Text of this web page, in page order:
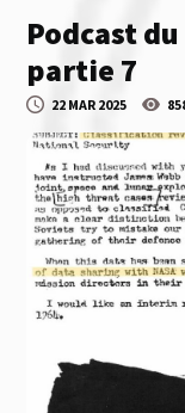
Podcast
partie 7
22 MAR 2025